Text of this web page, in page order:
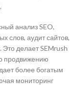
анализ SEO,
слов, аудит сайтов,
Это делает SEMrush
продвижению
более богатым
мониторинг